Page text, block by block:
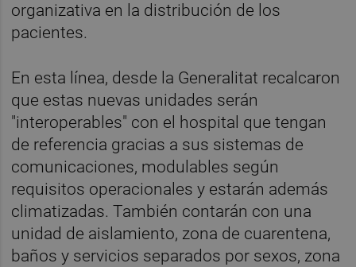
organizativa en la distribución de los
pacientes.
En esta línea, desde la Generalitat recalcaron
que estas nuevas unidades serán
"interoperables" con el hospital que tengan
de referencia gracias a sus sistemas de
comunicaciones, modulables según
requisitos operacionales y estarán además
climatizadas. También contarán con una
unidad de aislamiento, zona de cuarentena,
baños y servicios separados por sexos, zona